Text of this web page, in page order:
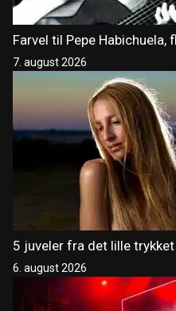
Farvel til Pepe
7. august 2026
5 juveler fra det lille
6. august 2026